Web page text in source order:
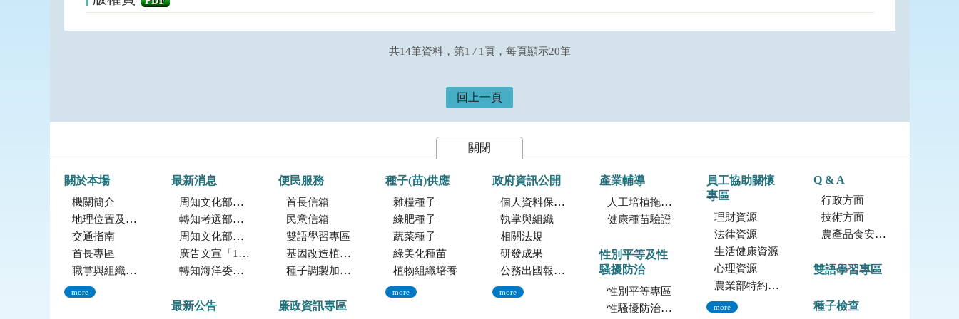
共14筆資料，第1 / 1頁，每頁顯示20筆
回上一頁
關閉
關於本場
機關簡介
地理位置及農業環境
交通指南
首長專區
職掌與組織編制
more
最新消息
周知文化部「2027年文化部百大文化基地徵選獎勵簡章」，歡迎踴躍參加。
轉知考選部「115年建築師、技師、大地工程技師（第二階段考試）、 不動產經紀人、記帳士考試」報名訊息
周知文化部文化資產局訂於115年9月19日至20日辦理「2026年全國古蹟日活動」
廣告文宣「116年度軍公教員工待遇提升方案」政策圖文說明
轉知海洋委員會海洋保育署「2026海洋保育創意短影音競賽」活動資訊
最新公告
便民服務
首長信箱
民意信箱
雙語學習專區
基因改造植物委託檢測服務
種子調製加工暨寄倉服務
廉政資訊專區
種子(苗)供應
雜糧種子
綠肥種子
蔬菜種子
綠美化種苗
植物組織培養
more
政府資訊公開
個人資料保護專區
執掌與組織
相關法規
研發成果
公務出國報告資訊網
more
產業輔導
人工培植拖鞋蘭
健康種苗驗證
性別平等及性
騷擾防治
性別平等專區
性騷擾防治專區
員工協助關懷
專區
理財資源
法律資源
生活健康資源
心理資源
農業部特約員工協助方案諮詢服務
more
Q & A
行政方面
技術方面
農產品食安專區
雙語學習專區
種子檢查